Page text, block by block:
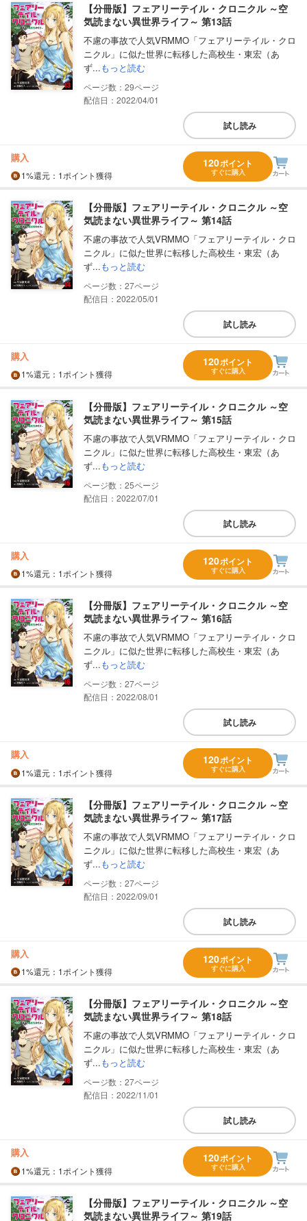
【分冊版】フェアリーテイル・クロニクル ～空
気読まない異世界ライフ～ 第13話
不慮の事故で人気VRMMO「フェアリーテイル・クロ
ニクル」に似た世界に転移した高校生・東宏（あ
ず...もっと読む
29
配信日：2022/04/01
試し読み
購入
1%還元 ：1ポイント獲得
120ポイント
すぐに購入
【分冊版】フェアリーテイル・クロニクル ～空
気読まない異世界ライフ～ 第14話
不慮の事故で人気VRMMO「フェアリーテイル・クロ
ニクル」に似た世界に転移した高校生・東宏（あ
ず...もっと読む
27
配信日：2022/05/01
試し読み
購入
1%還元 ：1ポイント獲得
120ポイント
すぐに購入
【分冊版】フェアリーテイル・クロニクル ～空
気読まない異世界ライフ～ 第15話
不慮の事故で人気VRMMO「フェアリーテイル・クロ
ニクル」に似た世界に転移した高校生・東宏（あ
ず...もっと読む
25
配信日：2022/07/01
試し読み
購入
1%還元 ：1ポイント獲得
120ポイント
すぐに購入
【分冊版】フェアリーテイル・クロニクル ～空
気読まない異世界ライフ～ 第16話
不慮の事故で人気VRMMO「フェアリーテイル・クロ
ニクル」に似た世界に転移した高校生・東宏（あ
ず...もっと読む
27
配信日：2022/08/01
試し読み
購入
1%還元 ：1ポイント獲得
120ポイント
すぐに購入
【分冊版】フェアリーテイル・クロニクル ～空
気読まない異世界ライフ～ 第17話
不慮の事故で人気VRMMO「フェアリーテイル・クロ
ニクル」に似た世界に転移した高校生・東宏（あ
ず...もっと読む
27
配信日：2022/09/01
試し読み
購入
1%還元 ：1ポイント獲得
120ポイント
すぐに購入
【分冊版】フェアリーテイル・クロニクル ～空
気読まない異世界ライフ～ 第18話
不慮の事故で人気VRMMO「フェアリーテイル・クロ
ニクル」に似た世界に転移した高校生・東宏（あ
ず...もっと読む
27
配信日：2022/11/01
試し読み
購入
1%還元 ：1ポイント獲得
120ポイント
すぐに購入
【分冊版】フェアリーテイル・クロニクル ～空
気読まない異世界ライフ～ 第19話